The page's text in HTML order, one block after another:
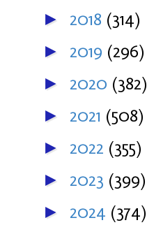
► 2018 (314)
► 2019 (296)
► 2020 (382)
► 2021 (508)
► 2022 (355)
► 2023 (399)
► 2024 (374)